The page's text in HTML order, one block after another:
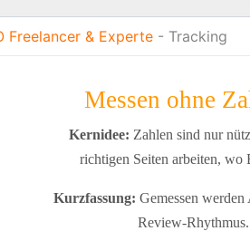
Freelancer & Experte - Tracking
Messen ohne
Kernidee: Zahlen sind nur
richtigen Seiten arbeiten, wo
Kurzfassung: Gemessen